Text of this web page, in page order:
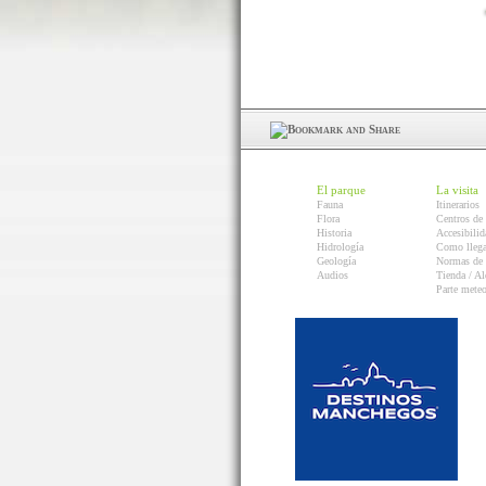
El parque
Fauna
Flora
Historia
Hidrología
Geología
Audios
La visita
Itinerarios
Centros de
Como
Normas
Tienda /
Parte